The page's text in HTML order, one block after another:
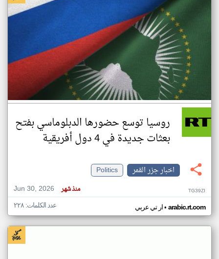
روسيا توسع حضورها الدبلوماسي بفتح
بعثات جديدة في 4 دول أفريقية
اخبار جزر القمر
Politics
Jun 30, 2026
منذ شهر TG39ZI
ار تي عربي• arabic.rt.com عدد الكلمات: ٢٢٨